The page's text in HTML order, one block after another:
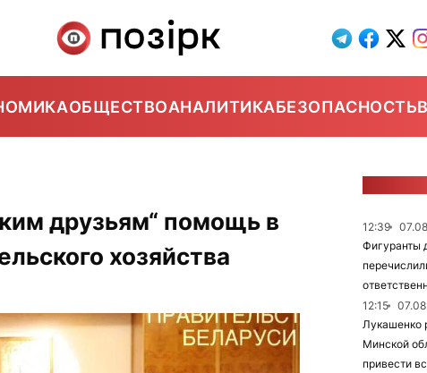
ОБЩЕСТВОАНАЛИТИКАБЕЗОПАСНОСТЬ
друзьям“ помощь в
хозяйства
12:39
Фигуранты
12:15
Лукашенко
Минской
привести